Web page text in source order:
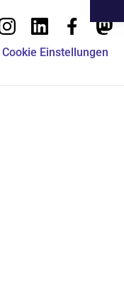
Cookie Einstellungen